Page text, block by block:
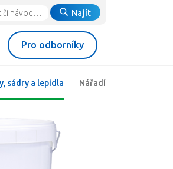
Najít
Pro odborníky
sádry a lepidla Nářadí